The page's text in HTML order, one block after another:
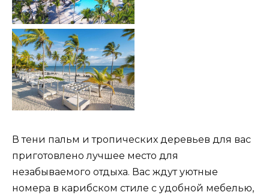
В тени пальм и тропических деревьев для вас
приготовлено лучшее место для
незабываемого отдыха. Вас ждут уютные
номера в карибском стиле с удобной мебелью,